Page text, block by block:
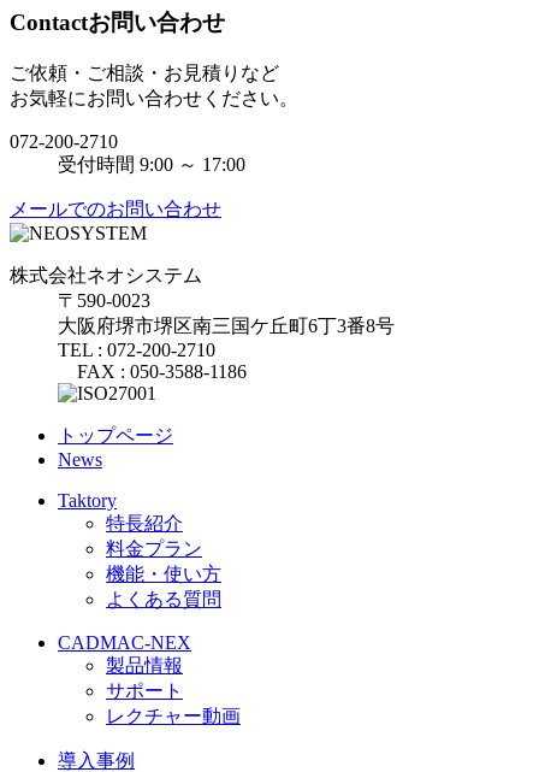
Contactお問い合わせ
ご依頼・ご相談・お見積りなど
お気軽にお問い合わせください。
072-200-2710
受付時間 9:00 ～ 17:00
メールでのお問い合わせ
株式会社ネオシステム
〒590-0023
大阪府堺市堺区南三国ケ丘町6丁3番8号
TEL : 072-200-2710
FAX : 050-3588-1186
トップページ
News
Taktory
特長紹介
料金プラン
機能・使い方
よくある質問
CADMAC-NEX
製品情報
サポート
レクチャー動画
導入事例